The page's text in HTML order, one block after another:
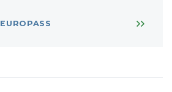
EUROPASS